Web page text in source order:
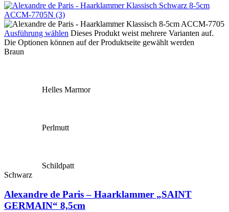
Ausführung wählen Dieses Produkt weist mehrere Varianten auf.
Die Optionen können auf der Produktseite gewählt werden
Braun
Helles Marmor
Perlmutt
Schildpatt
Schwarz
Alexandre de Paris – Haarklammer „SAINT
GERMAIN“ 8,5cm